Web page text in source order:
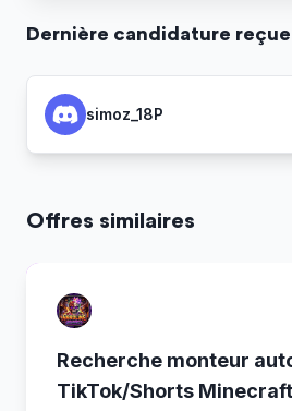
Dernière candidature reçue
simoz_18P
Offres similaires
Recherche monteur
TikTok/Shorts